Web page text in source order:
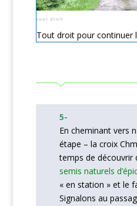
tout droit
Tout droit pour continuer
5-
En cheminant vers
étape – la croix
temps de découvrir
semis naturels
« en station » et le
Signalons au